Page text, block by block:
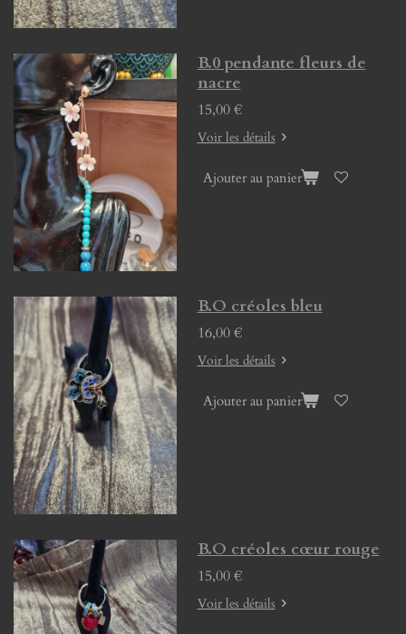
B.0 pendante fleurs de
nacre
15,00 €
Voir les détails
Ajouter au panier
B.O créoles bleu
16,00 €
Voir les détails
Ajouter au panier
B.O créoles cœur rouge
15,00 €
Voir les détails